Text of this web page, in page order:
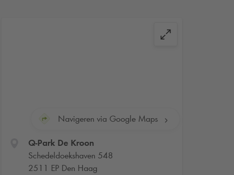
Navigeren via Google Maps
Q-ParkDe Kroon
Schedeldoekshaven 548
2511 EP Den Haag